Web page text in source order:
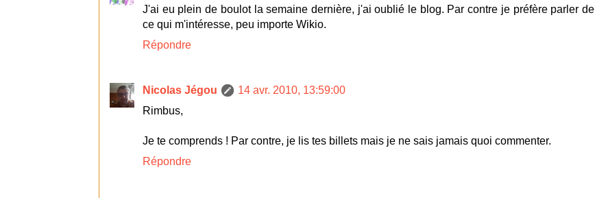
J'ai eu plein de boulot la semaine dernière, j'ai oublié le blog. Par contre je préfère parler de
ce qui m'intéresse, peu importe Wikio.
Répondre
Nicolas Jégou
14 avr. 2010, 13:59:00
Rimbus,
Je te comprends ! Par contre, je lis tes billets mais je ne sais jamais quoi commenter.
Répondre